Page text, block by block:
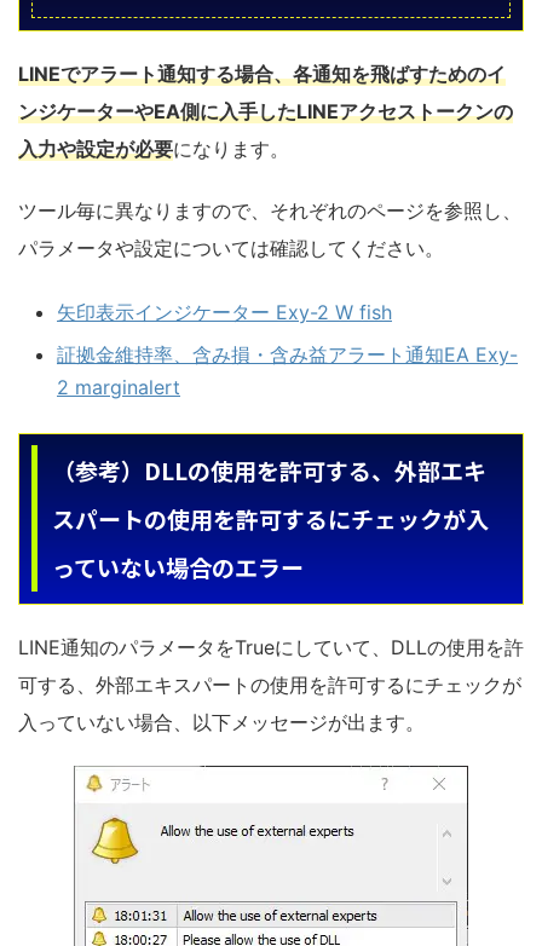
LINEでアラート通知する場合、各通知を飛ばすためのイ
ンジケーターやEA側に入手したLINEアクセストークンの
入力や設定が必要になります。
ツール毎に異なりますので、それぞれのページを参照し、
パラメータや設定については確認してください。
矢印表示インジケーター Exy-2 W fish
証拠金維持率、含み損・含み益アラート通知EA Exy-
2 marginalert
（参考）DLLの使用を許可する、外部エキ
スパートの使用を許可するにチェックが入
っていない場合のエラー
LINE通知のパラメータをTrueにしていて、DLLの使用を許
可する、外部エキスパートの使用を許可するにチェックが
入っていない場合、以下メッセージが出ます。